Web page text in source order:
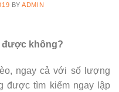
BYADMIN
được không?
ngay cả với số lượng
được tìm kiếm ngay lập